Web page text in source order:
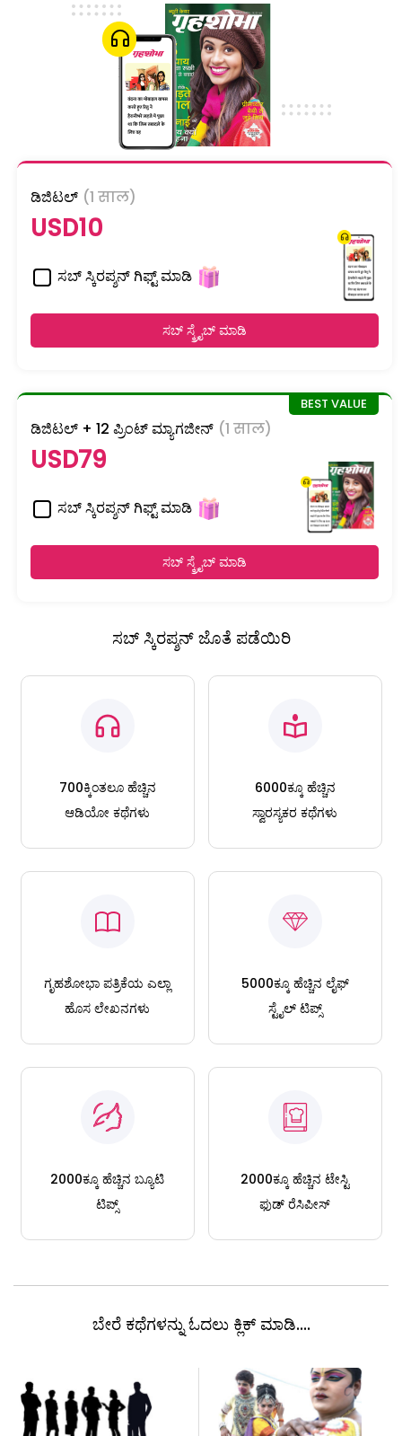
ಡಿಜಿಟಲ್ (1 साल)
USD10
ಸಬ್ ಸ್ಕಿರಪ್ಶನ್ ಗಿಫ್ಟ್ ಮಾಡಿ
ಸಬ್ ಸ್ಕ್ರೈಬ್ ಮಾಡಿ
ಡಿಜಿಟಲ್ + 12 ಪ್ರಿಂಟ್ ಮ್ಯಾಗಜೀನ್ (1 साल)
USD79
ಸಬ್ ಸ್ಕಿರಪ್ಶನ್ ಗಿಫ್ಟ್ ಮಾಡಿ
ಸಬ್ ಸ್ಕ್ರೈಬ್ ಮಾಡಿ
ಸಬ್ ಸ್ಕಿರಪ್ಶನ್ ಜೊತೆ ಪಡೆಯಿರಿ
700ಕ್ಕಿಂತಲೂ ಹೆಚ್ಚಿನ
ಆಡಿಯೋ ಕಥೆಗಳು
6000ಕ್ಕೂ ಹೆಚ್ಚಿನ
ಸ್ವಾರಸ್ಯಕರ ಕಥೆಗಳು
ಗೃಹಶೋಭಾ ಪತ್ರಿಕೆಯ ಎಲ್ಲಾ
ಹೊಸ ಲೇಖನಗಳು
5000ಕ್ಕೂ ಹೆಚ್ಚಿನ ಲೈಫ್
ಸ್ಟೈಲ್ ಟಿಪ್ಸ್
2000ಕ್ಕೂ ಹೆಚ್ಚಿನ ಬ್ಯೂಟಿ
ಟಿಪ್ಸ್
2000ಕ್ಕೂ ಹೆಚ್ಚಿನ ಟೇಸ್ಟಿ
ಫುಡ್ ರೆಸಿಪೀಸ್
ಬೇರೆ ಕಥೆಗಳನ್ನು ಓದಲು ಕ್ಲಿಕ್ ಮಾಡಿ....